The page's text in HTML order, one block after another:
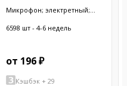
Микрофон; электретный;
Ø9,4x6,5мм; SMT
6598 шт - 4-6 недель
от 196 ₽
Кэшбэк + 29